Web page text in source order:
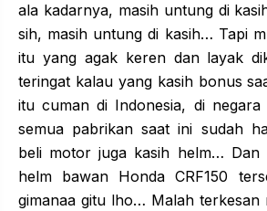
ala kadarnya, masih untung di
sih, masih untung di kasih… Tapi
itu yang agak keren dan layak
teringat kalau yang kasih bonus
itu cuman di Indonesia, di
semua pabrikan saat ini sudah
beli motor juga kasih helm… Dan
helm bawan Honda CRF150
gimanaa gitu lho… Malah terkesan